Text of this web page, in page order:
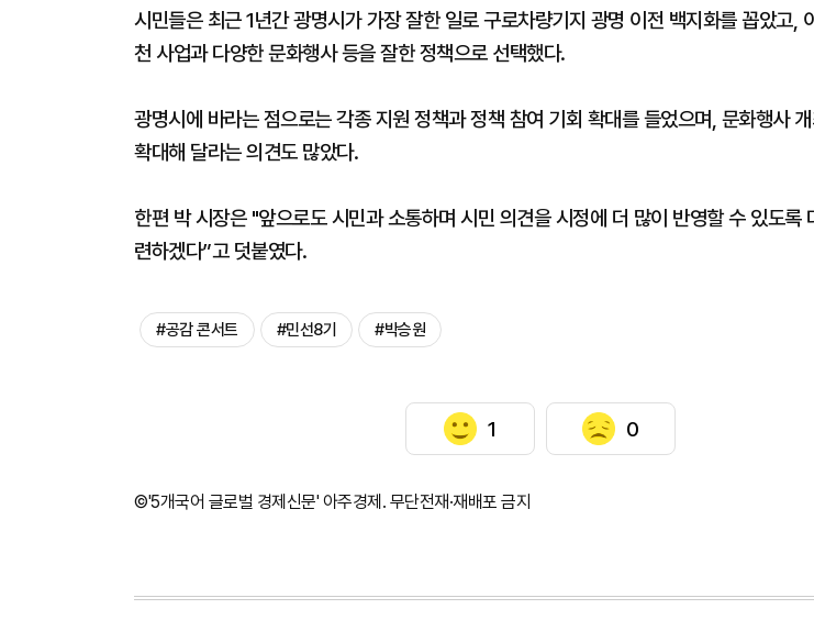
시민들은 최근 1년간 광명시가 가장 잘한 일로 구로차량기지 광명 이전 백지화를 꼽았고,
천 사업과 다양한 문화행사 등을 잘한 정책으로 선택했다.
광명시에 바라는 점으로는 각종 지원 정책과 정책 참여 기회 확대를 들었으며, 문화행사
확대해 달라는 의견도 많았다.
한편 박 시장은 "앞으로도 시민과 소통하며 시민 의견을 시정에 더 많이 반영할 수 있도록
련하겠다”고 덧붙였다.
#공감 콘서트 #민선8기 #박승원
1 0
©'5개국어 글로벌 경제신문' 아주경제. 무단전재·재배포 금지